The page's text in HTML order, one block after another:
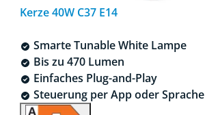
Kerze 40W C37 E14
Smarte Tunable White Lampe
Bis zu 470 Lumen
Einfaches Plug-and-Play
Steuerung per App oder Sprache